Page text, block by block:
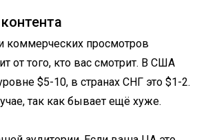
коммерческих просмотров
от того, кто вас смотрит. В США
$5-10, в странах СНГ это $1-2.
так как бывает ещё хуже.